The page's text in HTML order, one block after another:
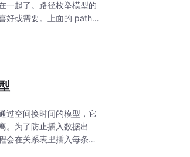
一起了。路径枚举模型的
好或需要。上面的 path_s
过空间换时间的模型，它
。为了防止插入数据出
会在关系表里插入每条贴